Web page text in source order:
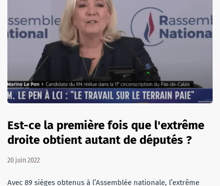
Est-ce la première fois que l'extrême
droite obtient autant de députés ?
20 juin 2022
Avec 89 sièges obtenus à l’Assemblée nationale, l’extrême